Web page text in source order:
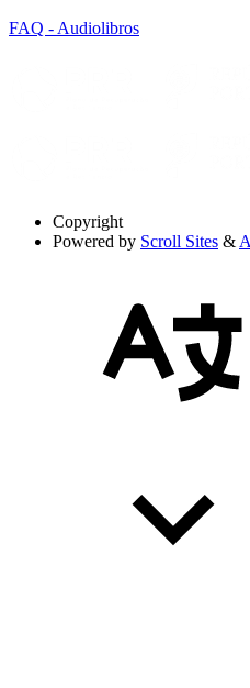
FAQ - Audiolibros
Copyright
Powered by Scroll Sites &